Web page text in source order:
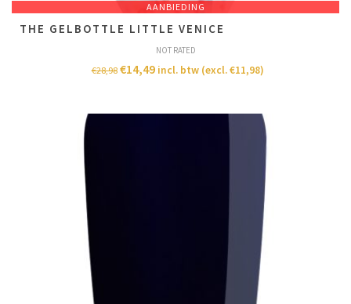
AANBIEDING
THE GELBOTTLE LITTLE VENICE
NOT RATED
€28,98 €14,49 incl. btw (excl.€11,98)